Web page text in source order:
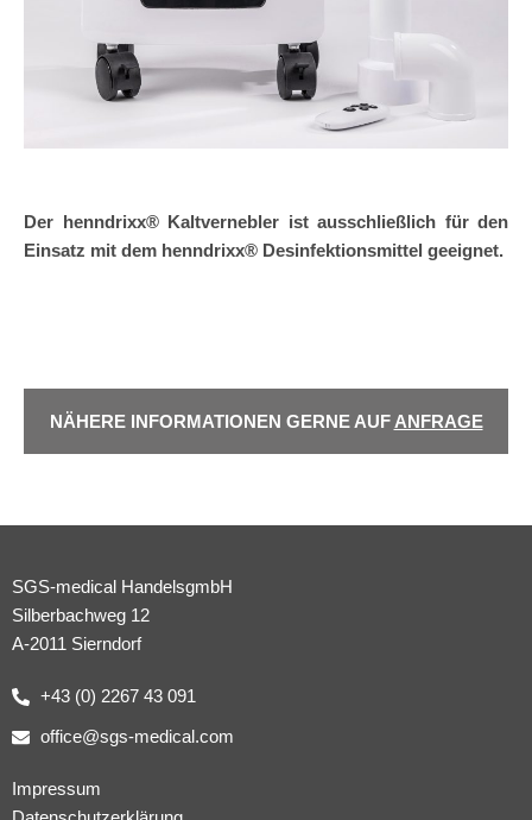
Der henndrixx® Kaltvernebler ist ausschließlich für den
Einsatz mit dem henndrixx® Desinfektionsmittel geeignet.
NÄHERE INFORMATIONEN GERNE AUF ANFRAGE
SGS-medical HandelsgmbH
Silberbachweg 12
A-2011 Sierndorf
+43 (0) 2267 43 091
office@sgs-medical.com
Impressum